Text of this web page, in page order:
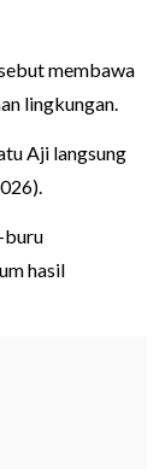
membawa
lingkungan.
Aji langsung
buru
hasil